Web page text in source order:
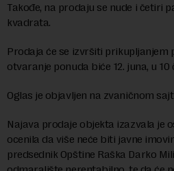
Takođe, na prodaju se nude i četiri
kvadrata.
Prodaja će se izvršiti prikupljanjem
otvaranje ponuda biće 12. juna, u 10
Oglas je objavljen na zvaničnom
Najava prodaje objekta izazvala je
ocenila da više neće biti javne
predsednik Opštine Raška Darko